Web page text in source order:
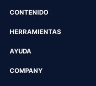
CONTENIDO
HERRAMIENTAS
AYUDA
COMPANY